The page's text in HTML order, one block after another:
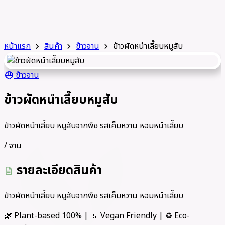
หน้าแรก chevron_right สินค้า chevron_right ข้าวจาน chevron_right ข้าวผัดหนำเลี๊ยบหมูสับ
rice_bowlข้าวจาน
ข้าวผัดหนำเลี๊ยบหมูสับ
ข้าวผัดหนำเลี๊ยบ หมูสับจากพืช รสเค็มหวาน หอมหนำเลี๊ยบ
/ จาน
description รายละเอียดสินค้า
ข้าวผัดหนำเลี๊ยบ หมูสับจากพืช รสเค็มหวาน หอมหนำเลี๊ยบ
🌿 Plant-based 100% | 🥬 Vegan Friendly | ♻️ Eco-